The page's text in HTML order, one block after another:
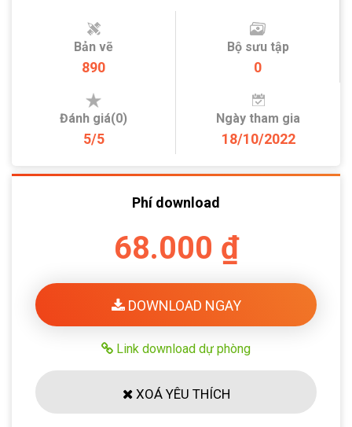
Bản vẽ
890
Bộ sưu tập
0
Đánh giá(0)
5/5
Ngày tham gia
18/10/2022
Phí download
68.000 ₫
DOWNLOAD NGAY
Link download dự phòng
XOÁ YÊU THÍCH